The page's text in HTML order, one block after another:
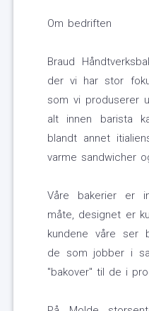
Om bedriften
Braud
der vi har stor
som vi produserer
alt innen barista
blandt annet
varme sandwicher
Våre bakerier er
måte, designet er
kundene våre ser
de som jobber i
"bakover" til de i